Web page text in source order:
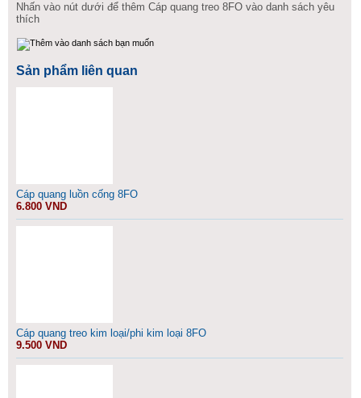
Nhấn vào nút dưới để thêm Cáp quang treo 8FO vào danh sách yêu
thích
Sản phẩm liên quan
Cáp quang luồn cống 8FO
6.800 VND
Cáp quang treo kim loại/phi kim loại 8FO
9.500 VND